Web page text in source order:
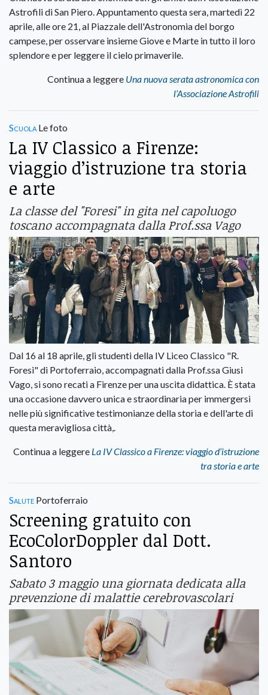
Astrofili di San Piero. Appuntamento questa sera, martedì 22
aprile, alle ore 21, al Piazzale dell'Astronomia del borgo
campese, per osservare insieme Giove e Marte in tutto il loro
splendore e per leggere il cielo primaverile.
Continua a leggere Una nuova serata astronomica con
l’Associazione Astrofili
Scuola Le foto
La IV Classico a Firenze:
viaggio d’istruzione tra storia
e arte
La classe del "Foresi" in gita nel capoluogo
toscano accompagnata dalla Prof.ssa Vago
Dal 16 al 18 aprile, gli studenti della IV Liceo Classico "R.
Foresi" di Portoferraio, accompagnati dalla Prof.ssa Giusi
Vago, si sono recati a Firenze per una uscita didattica. È stata
una occasione davvero unica e straordinaria per immergersi
nelle più significative testimonianze della storia e dell'arte di
questa meravigliosa città,.
Continua a leggere La IV Classico a Firenze: viaggio d’istruzione
tra storia e arte
Salute Portoferraio
Screening gratuito con
EcoColorDoppler dal Dott.
Santoro
Sabato 3 maggio una giornata dedicata alla
prevenzione di malattie cerebrovascolari